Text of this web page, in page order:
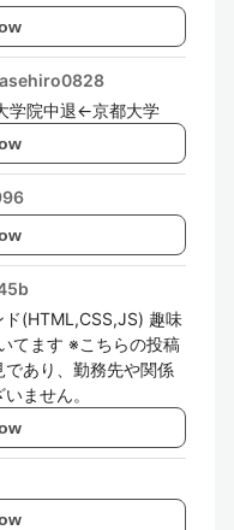
学院中退←京都大学
(HTML,CSS,JS) 趣味
てます ※こちらの投稿
あり、勤務先や関係
ません。